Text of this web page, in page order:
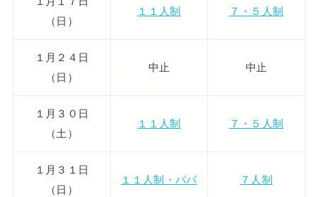
（日）
１１人制 ７・５人制
１月２４日
（日）
中止 中止
１月３０日
（土）
１１人制 ７・５人制
１月３１日
（日）
１１人制・パパ ７人制